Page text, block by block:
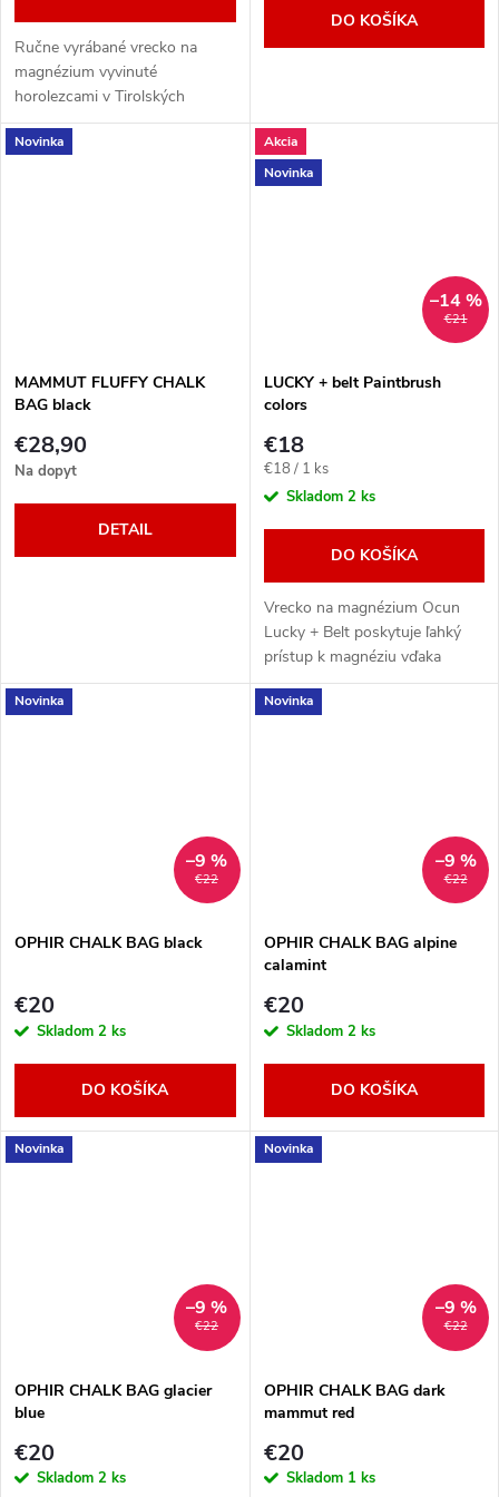
Ručne vyrábané vrecko na
magnézium vyvinuté
horolezcami v Tirolských
Alpách.
DO KOŠÍKA
Novinka
MAMMUT FLUFFY CHALK
BAG black
€28,90
Na dopyt
DETAIL
Akcia
Novinka
€21
–14 %
LUCKY + belt Paintbrush
colors
€18
Jednotková
cena:
€18 / 1 ks
Skladom 2 ks
DO KOŠÍKA
Vrecko na magnézium Ocun
Lucky + Belt poskytuje ľahký
prístup k magnéziu vďaka
vystuženému okraju a širokému
otvoru.
Novinka
€22
–9 %
OPHIR CHALK BAG black
€20
Skladom 2 ks
DO KOŠÍKA
Novinka
€22
–9 %
OPHIR CHALK BAG alpine
calamint
€20
Skladom 2 ks
DO KOŠÍKA
Novinka
€22
–9 %
OPHIR CHALK BAG glacier
blue
€20
Skladom 2 ks
Novinka
€22
–9 %
OPHIR CHALK BAG dark
mammut red
€20
Skladom 1 ks